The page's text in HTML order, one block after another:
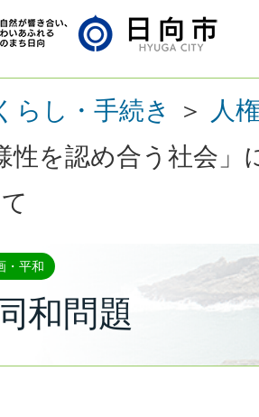
らし・手続き ＞
人
性を認め合う社会
・平和
和問題